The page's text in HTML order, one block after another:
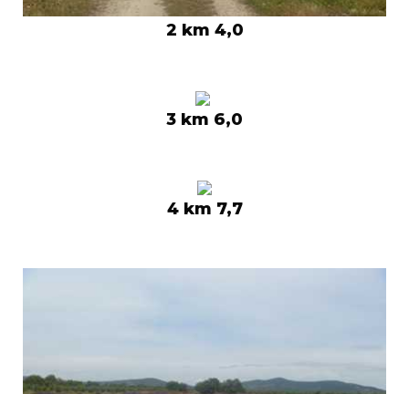
2 km 4,0
3 km 6,0
4 km 7,7